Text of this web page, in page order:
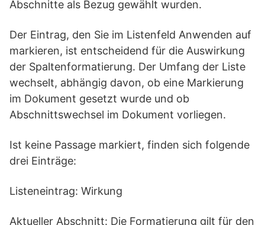
Abschnitte als Bezug gewählt wurden.
Der Eintrag, den Sie im Listenfeld Anwenden auf
markieren, ist entscheidend für die Auswirkung
der Spaltenformatierung. Der Umfang der Liste
wechselt, abhängig davon, ob eine Markierung
im Dokument gesetzt wurde und ob
Abschnittswechsel im Dokument vorliegen.
Ist keine Passage markiert, finden sich folgende
drei Einträge:
Listeneintrag: Wirkung
Aktueller Abschnitt: Die Formatierung gilt für den